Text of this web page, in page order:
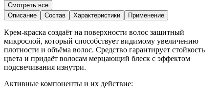
Смотреть все
Описание
Состав Характеристики Применение
Крем-краска создаёт на поверхности волос защитный
микрослой, который способствует видимому увеличению
плотности и объёма волос. Средство гарантирует стойкость
цвета и придаёт волосам мерцающий блеск с эффектом
подсвечивания изнутри.
Активные компоненты и их действие: